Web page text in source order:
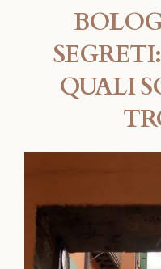
QUALI